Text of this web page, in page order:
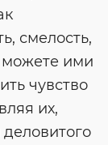
смелость,
можете ими
чувство
их,